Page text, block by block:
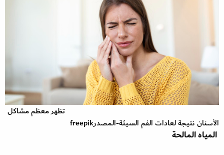
تظهر معظم مشاكل
الأسنان نتيجة لعادات الفم السيئة-المصدرfreepik
المياه المالحة